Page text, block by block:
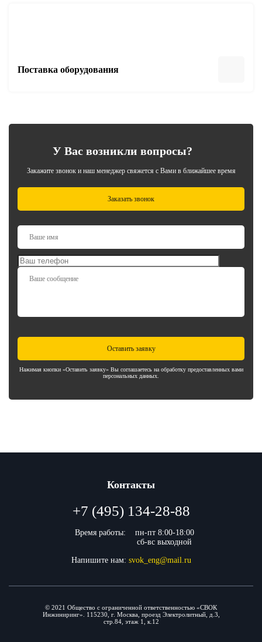
Поставка оборудования
У Вас возникли вопросы?
Закажите звонок и наш менеджер свяжется с Вами в ближайшее время
Заказать звонок
Нажимая кнопки «Оставить заявку» Вы соглашаетесь на обработку предоставленных вами
персональных данных.
Оставить заявку
Контакты
+7 (495) 134-28-88
Время работы:
пн-пт 8:00-18:00
сб-вс выходной
Напишите нам: svok_eng@mail.ru
© 2021 Общество с ограниченной ответственностью «СВОК
Инжиниринг». 115230, г. Москва, проезд Электролитный, д.3,
стр.84, этаж 1, к.12